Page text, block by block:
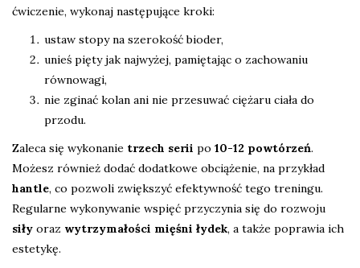
ćwiczenie, wykonaj następujące kroki:
ustaw stopy na szerokość bioder,
unieś pięty jak najwyżej, pamiętając o zachowaniu
równowagi,
nie zginać kolan ani nie przesuwać ciężaru ciała do
przodu.
Zaleca się wykonanie trzech serii po 10-12 powtórzeń.
Możesz również dodać dodatkowe obciążenie, na przykład
hantle, co pozwoli zwiększyć efektywność tego treningu.
Regularne wykonywanie wspięć przyczynia się do rozwoju
siły oraz wytrzymałości mięśni łydek, a także poprawia ich
estetykę.